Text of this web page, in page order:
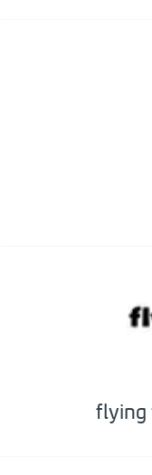
flying